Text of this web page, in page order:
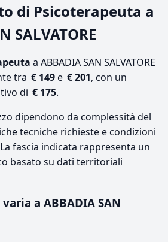
di Psicoterapeuta a
SALVATORE
a ABBADIA SAN SALVATORE
tra € 149e € 201, con un
di € 175.
dipendono da complessità del
tecniche richieste e condizioni
fascia indicata rappresenta un
basato su dati territoriali
a ABBADIA SAN